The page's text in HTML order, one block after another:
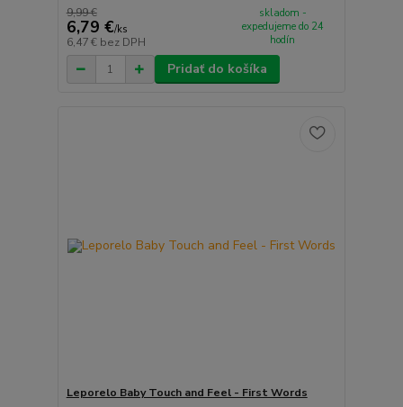
9,99 €
6,79 €/ks
6,47 € bez DPH
skladom -
expedujeme do 24
hodín
Pridať do košíka
Leporelo Baby Touch and Feel - First Words